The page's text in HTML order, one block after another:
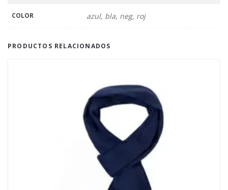
COLOR azul, bla, neg, roj
PRODUCTOS RELACIONADOS